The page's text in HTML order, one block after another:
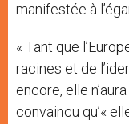
manifestée à
« Tant que
racines et de
encore, elle
convaincu qu’«